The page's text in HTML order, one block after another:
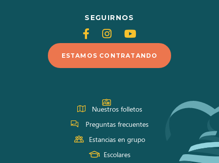
SEGUIRNOS
Siganos
en
Facebook
Siganos
en
Instagram
Siganos
en
Youtube
ESTAMOS CONTRATANDO
Nuestros folletos
Preguntas frecuentes
Estancias en grupo
Escolares